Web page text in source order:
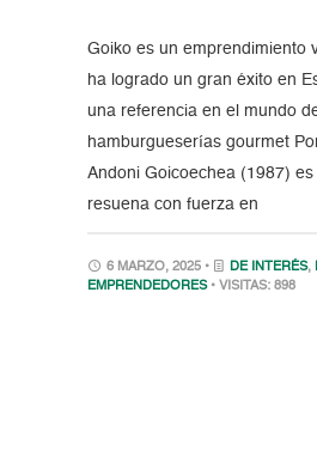
Goiko es un emprendimiento
ha logrado un gran éxito en
una referencia en el mundo
hamburgueserías gourmet
Andoni Goicoechea (1987)
resuena con fuerza en
6 MARZO, 2025 • DE INTERÉS,
EMPRENDEDORES • VISITAS: 898